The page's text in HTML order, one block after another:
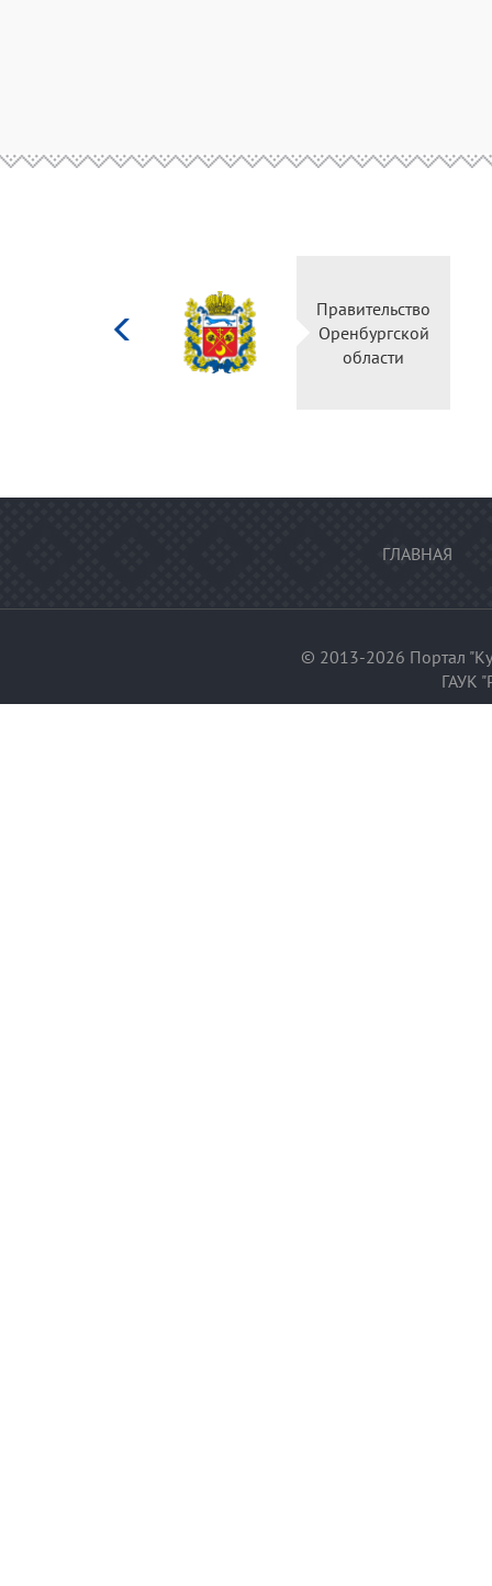
Министерство
культуры
Российской
ГЛАВНАЯ
© 2013-2026 Портал
ГАУК